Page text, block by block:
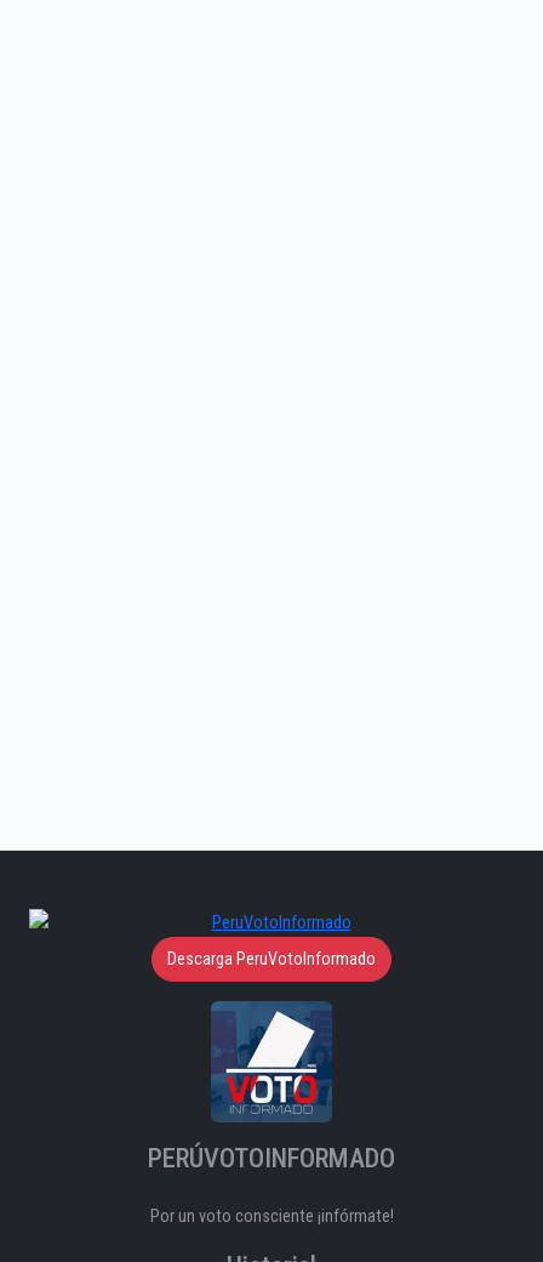
Descarga PeruVotoInformado
PERÚVOTOINFORMADO
Por un voto consciente ¡infórmate!